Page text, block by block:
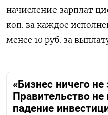
начисление зарплат
коп. за каждое
менее 10 руб. за
«Бизнес ничего
Правительство
падение